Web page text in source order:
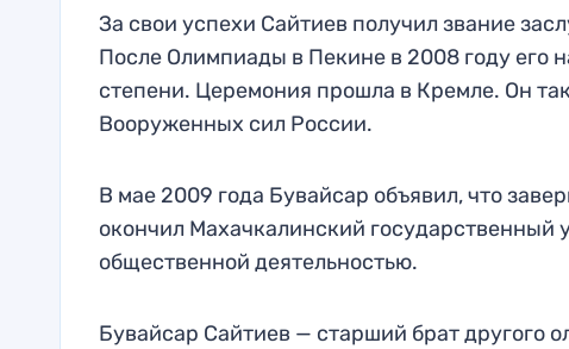
За свои успехи Сайтиев получил звание
После Олимпиады в Пекине в 2008 году его
степени. Церемония прошла в Кремле. Он
Вооруженных сил России.
В мае 2009 года Бувайсар объявил, что
окончил Махачкалинский государственный
общественной деятельностью.
Бувайсар Сайтиев — старший брат другого